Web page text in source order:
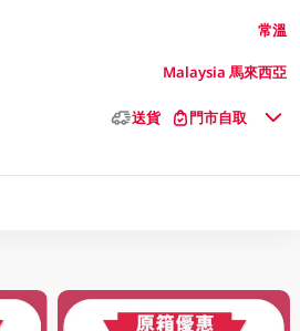
常溫
Malaysia 馬來西亞
送貨 門市自取